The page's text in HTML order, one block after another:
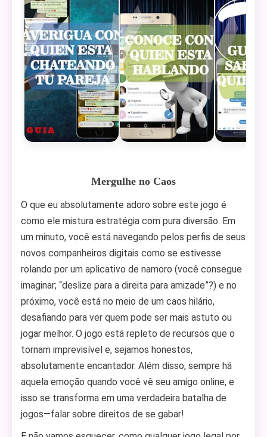
Mergulhe no Caos
O que eu absolutamente adoro sobre este jogo é
como ele mistura estratégia com pura diversão. Em
um minuto, você está navegando pelos perfis de seus
novos companheiros digitais como se estivesse
rolando por um aplicativo de namoro (você consegue
imaginar; “deslize para a direita para amizade”?) e no
próximo, você está no meio de um caos hilário,
desafiando para ver quem pode ser mais astuto ou
jogar melhor. O jogo está repleto de recursos que o
tornam imprevisível e, sejamos honestos,
absolutamente encantador. Além disso, sempre há
aquela emoção quando você vê seu amigo online, e
isso se transforma em uma verdadeira batalha de
jogos—falar sobre direitos de se gabar!